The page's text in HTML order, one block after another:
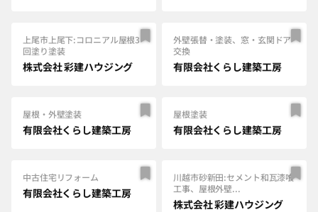
上尾市上尾下:コロニアル屋根3
回塗り塗装
株式会社 彩建ハウジング
外壁張替・塗装、窓・玄関ドア
交換
有限会社くらし建築工房
屋根・外壁塗装
有限会社くらし建築工房
屋根塗装
有限会社くらし建築工房
中古住宅リフォーム
有限会社くらし建築工房
川越市砂新田:セメント和瓦漆喰
工事、屋根外壁...
株式会社 彩建ハウジング